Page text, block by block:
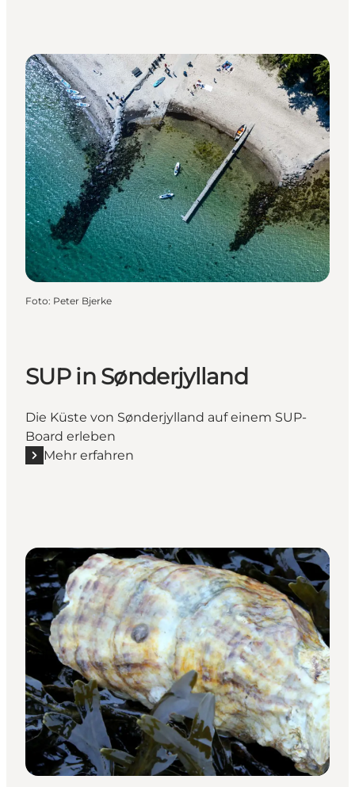
Foto: Peter Bjerke
SUP in Sønderjylland
Die Küste von Sønderjylland auf einem SUP-
Board erleben
Mehr erfahren
Mehr erfahren "SUP in Sønderjylland"